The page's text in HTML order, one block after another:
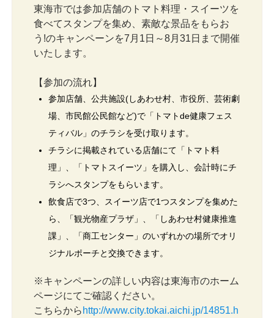
東海市では参加店舗のトマト料理・スイーツを
食べてスタンプを集め、素敵な景品をもらお
う!のキャンペーンを7月1日～8月31日まで開催
いたします。
【参加の流れ】
参加店舗、公共施設(しあわせ村、市役所、芸術劇
場、市民館公民館など)で「トマトde健康フェス
ティバル」のチラシを受け取ります。
チラシに掲載されている店舗にて「トマト料
理」、「トマトスイーツ」を購入し、会計時にチ
ラシへスタンプをもらいます。
飲食店で3つ、スイーツ店で1つスタンプを集めた
ら、「観光物産プラザ」、「しあわせ村健康推進
課」、「商工センター」のいずれかの場所でオリ
ジナルポーチと交換できます。
※キャンペーンの詳しい内容は東海市のホーム
ページにてご確認ください。
こちらから http://www.city.tokai.aichi.jp/14851.h